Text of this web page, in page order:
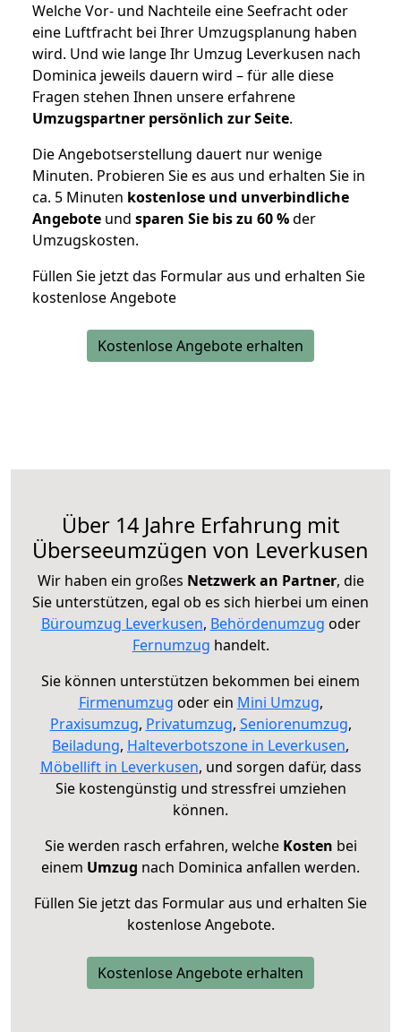
Welche Vor- und Nachteile eine Seefracht oder
eine Luftfracht bei Ihrer Umzugsplanung haben
wird. Und wie lange Ihr Umzug Leverkusen nach
Dominica jeweils dauern wird – für alle diese
Fragen stehen Ihnen unsere erfahrene
Umzugspartner persönlich zur Seite.
Die Angebotserstellung dauert nur wenige
Minuten. Probieren Sie es aus und erhalten Sie in
ca. 5 Minuten kostenlose und unverbindliche
Angebote und sparen Sie bis zu 60 %der
Umzugskosten.
Füllen Sie jetzt das Formular aus und erhalten Sie
kostenlose Angebote
Kostenlose Angebote erhalten
Über 14 Jahre Erfahrung mit
Überseeumzügen von Leverkusen
Wir haben ein großes Netzwerk an Partner, die
Sie unterstützen, egal ob es sich hierbei um einen
Büroumzug Leverkusen, Behördenumzug oder
Fernumzug handelt.
Sie können unterstützen bekommen bei einem
Firmenumzug oder ein Mini Umzug,
Praxisumzug, Privatumzug, Seniorenumzug,
Beiladung, Halteverbotszone in Leverkusen,
Möbellift in Leverkusen, und sorgen dafür, dass
Sie kostengünstig und stressfrei umziehen
können.
Sie werden rasch erfahren, welche Kosten bei
einem Umzug nach Dominica anfallen werden.
Füllen Sie jetzt das Formular aus und erhalten Sie
kostenlose Angebote.
Kostenlose Angebote erhalten